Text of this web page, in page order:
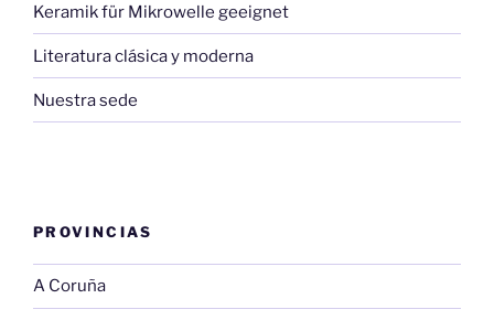
Keramik für Mikrowelle geeignet
Literatura clásica y moderna
Nuestra sede
PROVINCIAS
A Coruña